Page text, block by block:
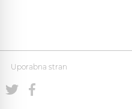
Uporabna stran